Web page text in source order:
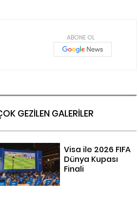
ABONE OL
GEZİLEN GALERİLER
Visa ile 2026 FIFA
Dünya Kupası
Finali